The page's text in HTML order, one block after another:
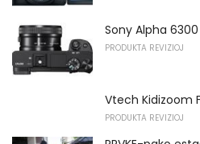
Sony Alpha 6300
PRODUKTA REVIZIOJ
Vtech Kidizoom
PRODUKTA REVIZIOJ